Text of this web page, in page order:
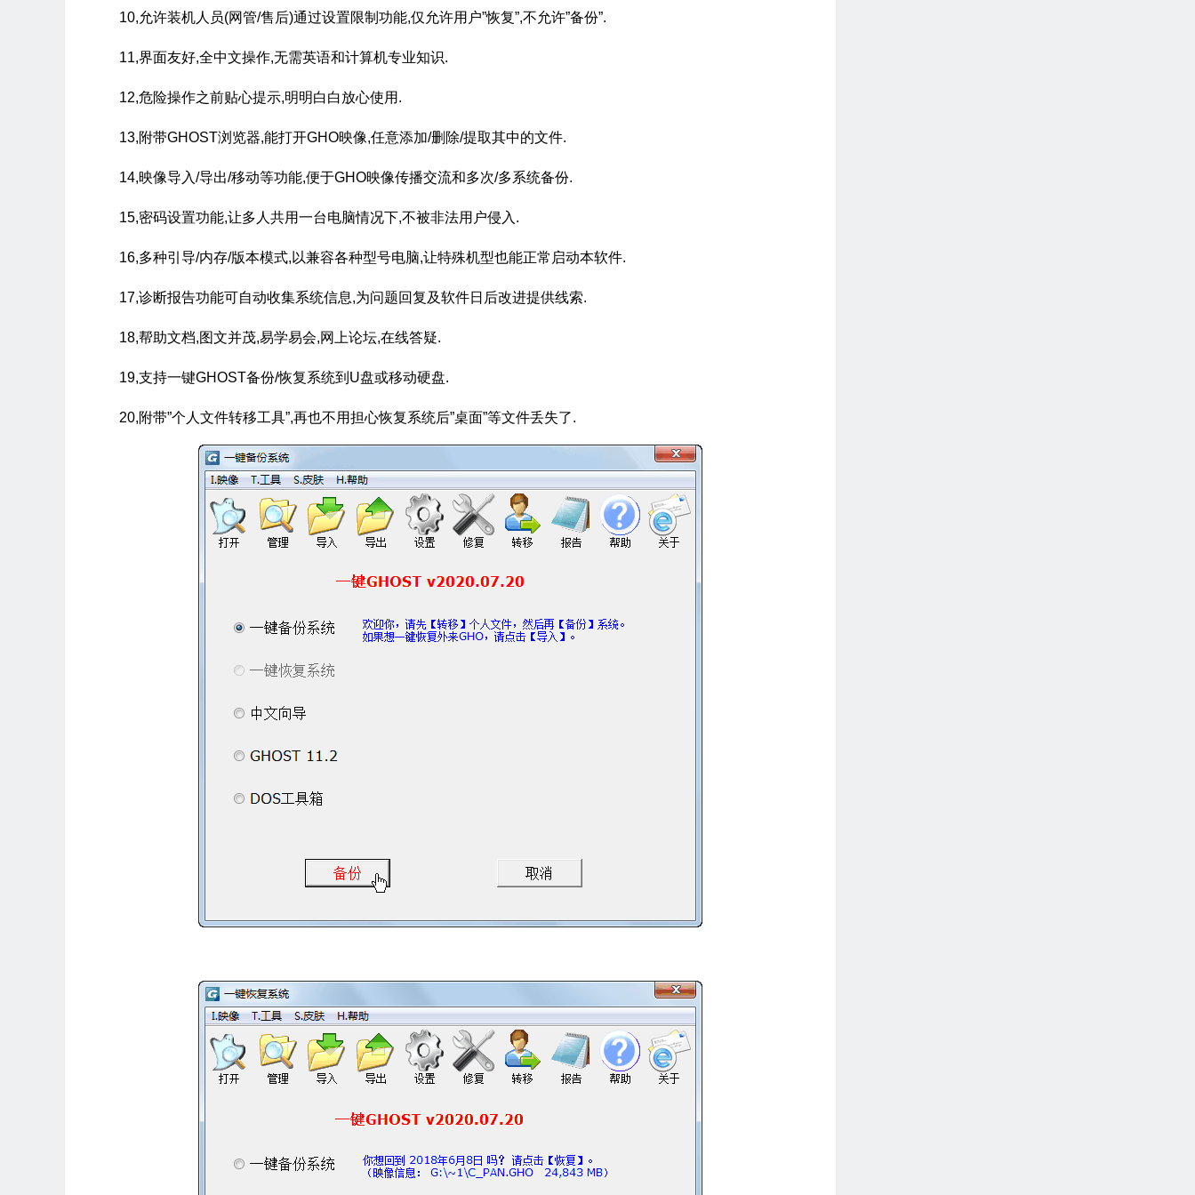
10,允许装机人员(网管/售后)通过设置限制功能,仅允许用户”恢复”,不允许”备份”.
11,界面友好,全中文操作,无需英语和计算机专业知识.
12,危险操作之前贴心提示,明明白白放心使用.
13,附带GHOST浏览器,能打开GHO映像,任意添加/删除/提取其中的文件.
14,映像导入/导出/移动等功能,便于GHO映像传播交流和多次/多系统备份.
15,密码设置功能,让多人共用一台电脑情况下,不被非法用户侵入.
16,多种引导/内存/版本模式,以兼容各种型号电脑,让特殊机型也能正常启动本软件.
17,诊断报告功能可自动收集系统信息,为问题回复及软件日后改进提供线索.
18,帮助文档,图文并茂,易学易会,网上论坛,在线答疑.
19,支持一键GHOST备份/恢复系统到U盘或移动硬盘.
20,附带”个人文件转移工具”,再也不用担心恢复系统后”桌面”等文件丢失了.